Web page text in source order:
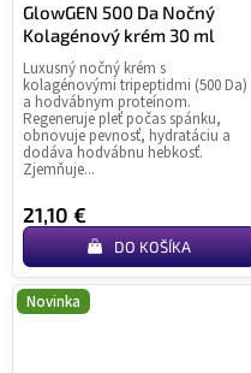
GlowGEN 500 Da Nočný
Kolagénový krém 30 ml
21,10 €
DO KOŠÍKA
Luxusný nočný krém s
kolagénovými tripeptidmi (500 Da)
a hodvábnym proteínom.
Regeneruje pleť počas spánku,
obnovuje pevnosť, hydratáciu a
dodáva hodvábnu hebkosť.
Zjemňuje...
Novinka